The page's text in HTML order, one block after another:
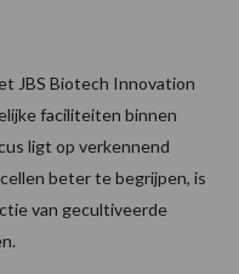
JBS Biotech Innovation
faciliteiten binnen
ligt op verkennend
beter te begrijpen, is
van gecultiveerde